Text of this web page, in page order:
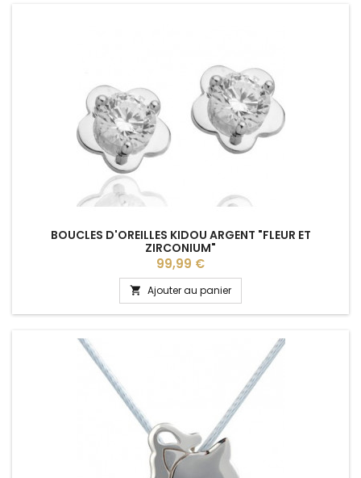
BOUCLES D'OREILLES KIDOU ARGENT "FLEUR ET
ZIRCONIUM"
Prix
99,99 €
 Ajouter au panier